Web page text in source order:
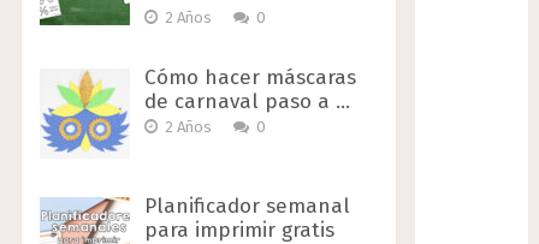
2 Años 0
Cómo hacer máscaras
de carnaval paso a …
2 Años 0
Planificador semanal
para imprimir gratis